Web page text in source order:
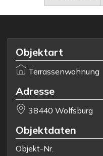
Objektart
Terrassenwohnung
Adresse
38440 Wolfsburg
Objektdaten
Objekt-Nr.